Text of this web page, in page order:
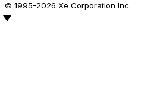
© 1995-2026 Xe Corporation Inc.